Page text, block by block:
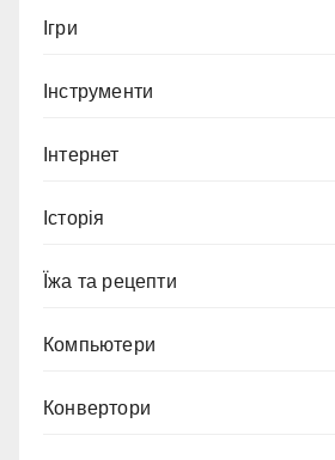
Ігри
Інструменти
Інтернет
Історія
Їжа та рецепти
Компьютери
Конвертори